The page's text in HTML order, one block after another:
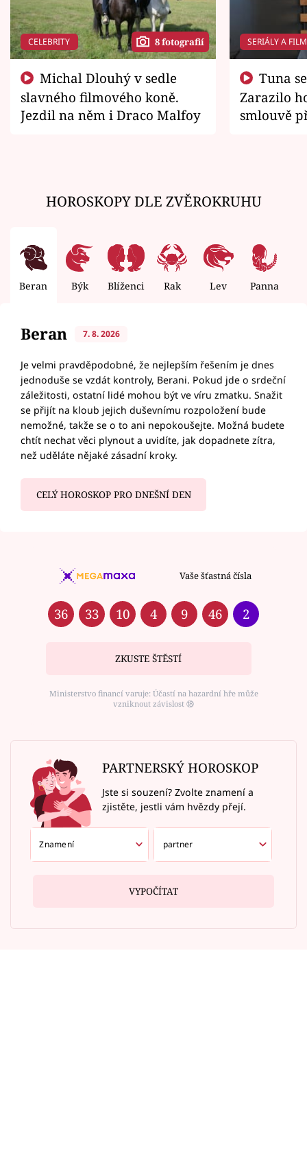
CELEBRITY 8 fotografií
slavného filmového koně.
Jezdil na něm i Draco Malfoy
SERIÁLY A
Zarazilo
smlouvě
HOROSKOPY DLE ZVĚROKRUHU
Beran Býk Blíženci Rak Lev Panna
Beran 7. 8. 2026
Je velmi pravděpodobné, že nejlepším řešením je dnes
jednoduše se vzdát kontroly, Berani. Pokud jde o srdeční
záležitosti, ostatní lidé mohou být ve víru zmatku. Snažit
se přijít na kloub jejich duševnímu rozpoložení bude
nemožné, takže se o to ani nepokoušejte. Možná budete
chtít nechat věci plynout a uvidíte, jak dopadnete zítra,
než uděláte nějaké zásadní kroky.
CELÝ HOROSKOP PRO DNEŠNÍ DEN
Vaše šťastná čísla
36 33 10 4 9 46 2
ZKUSTE ŠTĚSTÍ
Ministerstvo financí varuje: Účastí na hazardní hře může
vzniknout závislost ⑱
PARTNERSKÝ HOROSKOP
Jste si souzení? Zvolte znamení a
zjistěte, jestli vám hvězdy přejí.
VYPOČÍTAT